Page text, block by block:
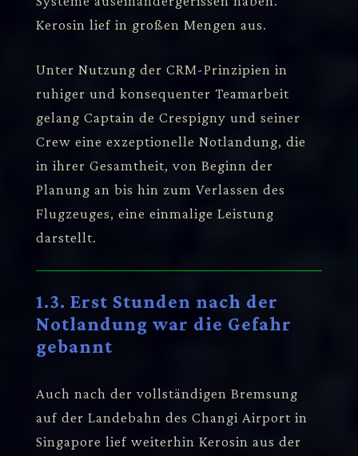
Kerosin lief in großen Mengen aus.
Unter Nutzung der CRM-Prinzipien in
ruhiger und konsequenter Teamarbeit
gelang Captain de Crespigny und seiner
Crew eine exzeptionelle Notlandung, die
in ihrer Gesamtheit, von Beginn der
Planung an bis hin zum Verlassen des
Flugzeuges, eine einmalige Leistung
darstellt.
1.3. Erst Stunden nach der
Notlandung war die Gefahr
gebannt
Auch nach der vollständigen Bremsung
auf der Landebahn des Changi Airport in
Singapore lief weiterhin Kerosin aus der